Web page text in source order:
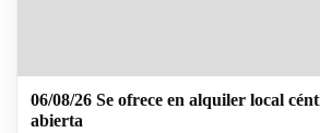
06/08/26 Se ofrece en alquiler local
abierta